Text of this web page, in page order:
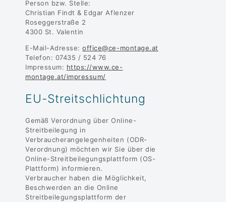
Person bzw. Stelle:
Christian Findt & Edgar Aflenzer
Roseggerstraße 2
4300 St. Valentin
E-Mail-Adresse:office@ce-montage.at
Telefon: 07435 / 524 76
Impressum: https://www.ce-
montage.at/impressum/
EU-Streitschlichtung
Gemäß Verordnung über Online-
Streitbeilegung in
Verbraucherangelegenheiten (ODR-
Verordnung) möchten wir Sie über die
Online-Streitbeilegungsplattform (OS-
Plattform) informieren.
Verbraucher haben die Möglichkeit,
Beschwerden an die Online
Streitbeilegungsplattform der